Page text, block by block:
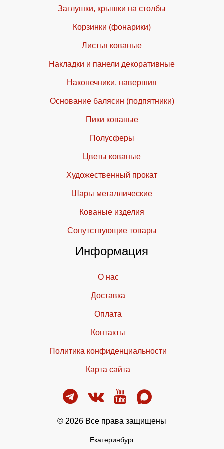
Заглушки, крышки на столбы
Корзинки (фонарики)
Листья кованые
Накладки и панели декоративные
Наконечники, навершия
Основание балясин (подпятники)
Пики кованые
Полусферы
Цветы кованые
Художественный прокат
Шары металлические
Кованые изделия
Cопутствующие товары
Информация
О нас
Доставка
Оплата
Контакты
Политика конфиденциальности
Карта сайта
© 2026 Все права защищены
Екатеринбург